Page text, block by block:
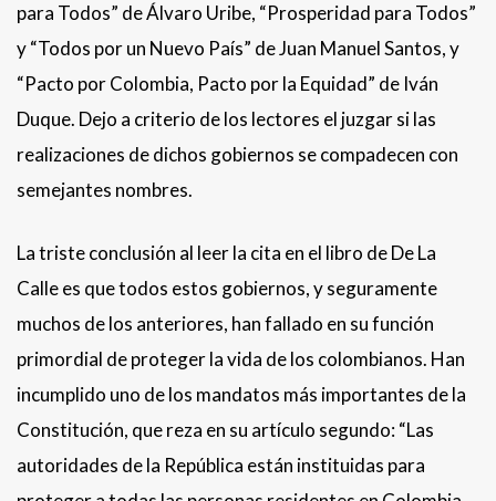
para Todos” de Álvaro Uribe, “Prosperidad para Todos”
y “Todos por un Nuevo País” de Juan Manuel Santos, y
“Pacto por Colombia, Pacto por la Equidad” de Iván
Duque. Dejo a criterio de los lectores el juzgar si las
realizaciones de dichos gobiernos se compadecen con
semejantes nombres.
La triste conclusión al leer la cita en el libro de De La
Calle es que todos estos gobiernos, y seguramente
muchos de los anteriores, han fallado en su función
primordial de proteger la vida de los colombianos. Han
incumplido uno de los mandatos más importantes de la
Constitución, que reza en su artículo segundo: “Las
autoridades de la República están instituidas para